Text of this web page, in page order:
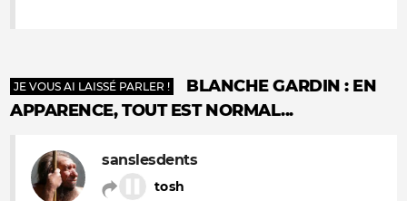
JE VOUS AI LAISSÉ PARLER !
BLANCHE GARDIN : EN
APPARENCE, TOUT EST NORMAL...
sanslesdents
tosh